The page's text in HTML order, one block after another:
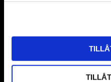
Dina personuppgifter behandlas i